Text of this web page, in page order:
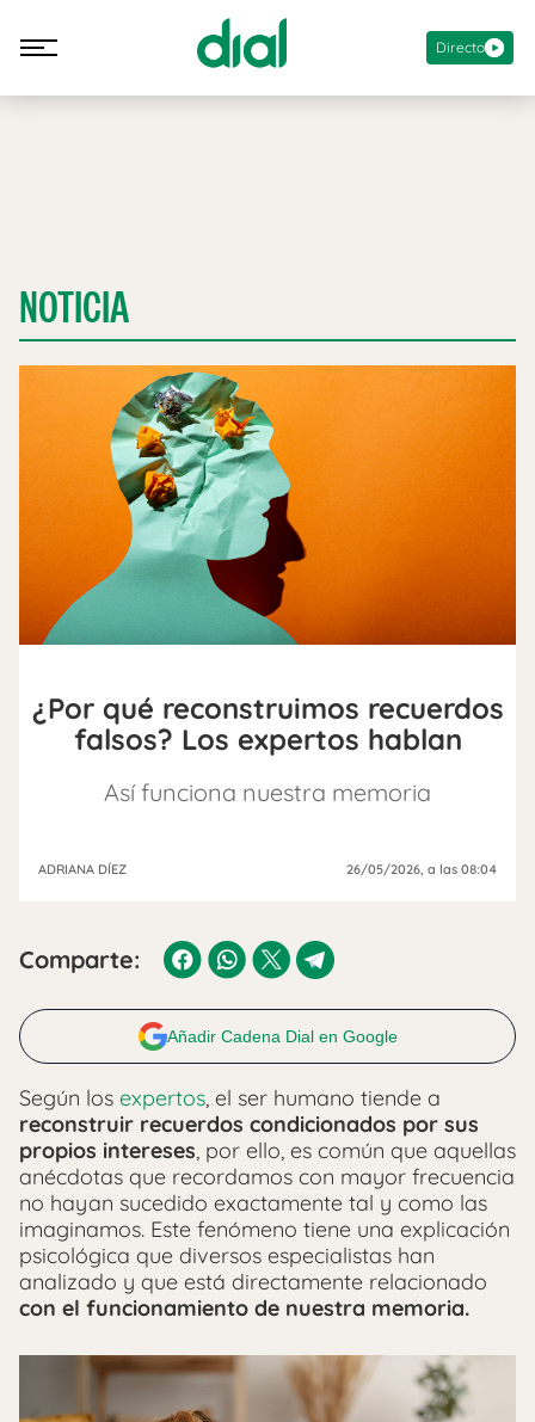
Directo
NOTICIA
¿Por qué reconstruimos recuerdos
falsos? Los expertos hablan
Así funciona nuestra memoria
ADRIANA DÍEZ 26/05/2026, a las 08:04
Comparte:
Añadir Cadena Dial en Google
Según los expertos, el ser humano tiende a
reconstruir recuerdos condicionados por sus
propios intereses, por ello, es común que aquellas
anécdotas que recordamos con mayor frecuencia
no hayan sucedido exactamente tal y como las
imaginamos. Este fenómeno tiene una explicación
psicológica que diversos especialistas han
analizado y que está directamente relacionado
con el funcionamiento de nuestra memoria.